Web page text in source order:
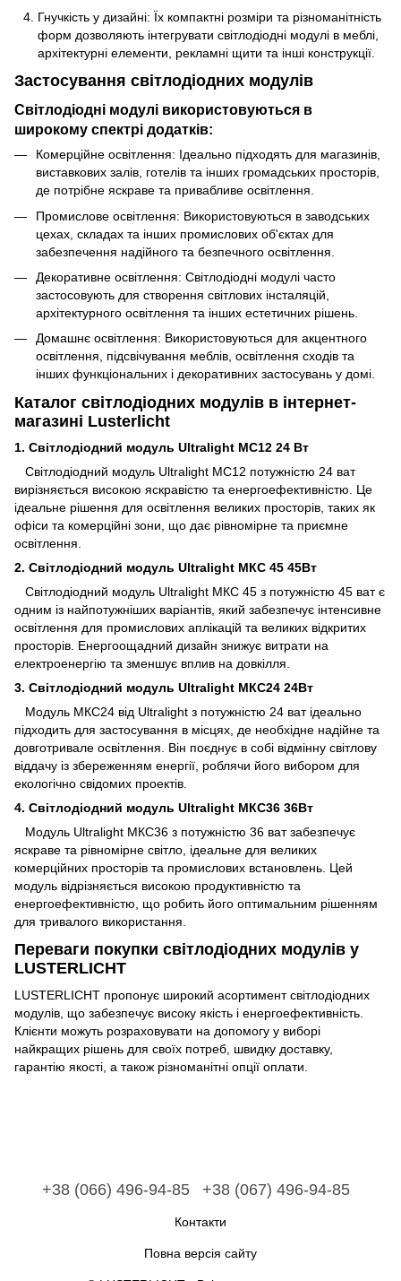
Гнучкість у дизайні: Їх компактні розміри та різноманітність
форм дозволяють інтегрувати світлодіодні модулі в меблі,
архітектурні елементи, рекламні щити та інші конструкції.
Застосування світлодіодних модулів
Світлодіодні модулі використовуються в
широкому спектрі додатків:
Комерційне освітлення: Ідеально підходять для магазинів,
виставкових залів, готелів та інших громадських просторів,
де потрібне яскраве та привабливе освітлення.
Промислове освітлення: Використовуються в заводських
цехах, складах та інших промислових об'єктах для
забезпечення надійного та безпечного освітлення.
Декоративне освітлення: Світлодіодні модулі часто
застосовують для створення світлових інсталяцій,
архітектурного освітлення та інших естетичних рішень.
Домашнє освітлення: Використовуються для акцентного
освітлення, підсвічування меблів, освітлення сходів та
інших функціональних і декоративних застосувань у домі.
Каталог світлодіодних модулів в інтернет-
магазині Lusterlicht
1. Світлодіодний модуль Ultralight МС12 24 Вт
Світлодіодний модуль Ultralight МС12 потужністю 24 ват
вирізняється високою яскравістю та енергоефективністю. Це
ідеальне рішення для освітлення великих просторів, таких як
офіси та комерційні зони, що дає рівномірне та приємне
освітлення.
2. Світлодіодний модуль Ultralight МКС 45 45Вт
Світлодіодний модуль Ultralight МКС 45 з потужністю 45 ватє
одним із найпотужніших варіантів, який забезпечує інтенсивне
освітлення для промислових аплікацій та великих відкритих
просторів. Енергоощадний дизайн знижує витрати на
електроенергію та зменшує вплив на довкілля.
3. Світлодіодний модуль Ultralight МКС24 24Вт
Модуль МКС24 від Ultralight з потужністю 24 ватідеально
підходить для застосування в місцях, де необхідне надійне та
довготривале освітлення. Він поєднує в собі відмінну світлову
віддачу із збереженням енергії, роблячи його вибором для
екологічно свідомих проектів.
4. Світлодіодний модуль Ultralight МКС36 36Вт
Модуль Ultralight МКС36 з потужністю 36 ватзабезпечує
яскраве та рівномірне світло, ідеальне для великих
комерційних просторів та промислових встановлень. Цей
модуль відрізняється високою продуктивністю та
енергоефективністю, що робить його оптимальним рішенням
для тривалого використання.
Переваги покупки світлодіодних модулів у
LUSTERLICHT
LUSTERLICHT пропонує широкий асортимент світлодіодних
модулів, що забезпечує високу якість і енергоефективність.
Клієнти можуть розраховувати на допомогу у виборі
найкращих рішень для своїх потреб, швидку доставку,
гарантію якості, а також різноманітні опції оплати.
+38 (066) 496-94-85 +38 (067) 496-94-85
Контакти
Повна версія сайту